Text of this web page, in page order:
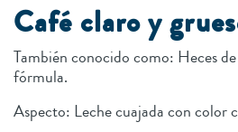
Café claro y
También conocido como: Heces
fórmula.
Aspecto: Leche cuajada con color